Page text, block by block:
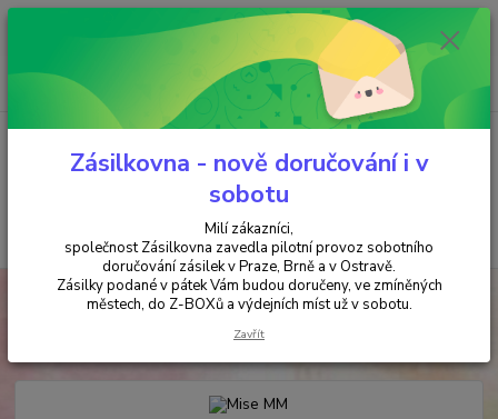
Minimální hodnota objednávky je 200 kč. Při nákupu nad 2000,- Kč je
požadována platba předem na účet.
Menu
+420 737 737 037
(Po-Pá, 9-18 hod.)
za
ANTIKVARIÁT Mise MM
Zásilkovna - nově doručování i v
sobotu
Milí zákazníci,
společnost Zásilkovna zavedla pilotní provoz sobotního
doručování zásilek v Praze, Brně a v Ostravě.
Zásilky podané v pátek Vám budou doručeny, ve zmíněných
městech, do Z-BOXů a výdejních míst už v sobotu.
Zavřít